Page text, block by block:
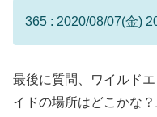
365 : 2020/08/07(金)
最後に質問、ワイルド
イドの場所はどこかな